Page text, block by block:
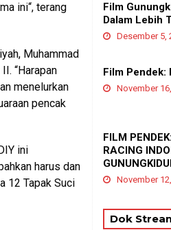
ini“, terang
Muhammad
“Harapan
menelurkan
pencak
ini
harus dan
12 Tapak Suci
Film
Dalam Lebih
Desember 5,
Film Pendek:
November
FILM
RACING
November
Dok